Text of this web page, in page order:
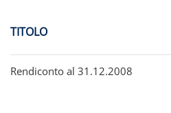
Archivio documenti
TITOLO
Rendiconto al 31.12.2008